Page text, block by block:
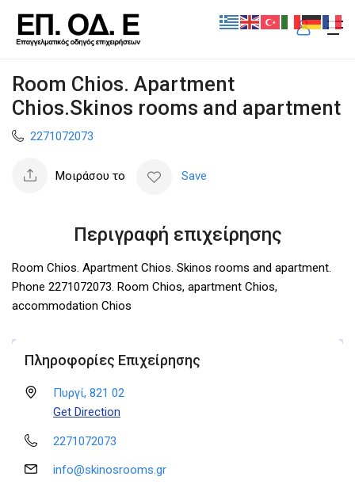
Room Chios. Apartment
Chios.Skinos rooms and apartment
2271072073
Μοιράσου το Save
Περιγραφή επιχείρησης
Room Chios. Apartment Chios. Skinos rooms and apartment.
Phone 2271072073. Room Chios, apartment Chios,
accommodation Chios
Πληροφορίες Επιχείρησης
Πυργί, 821 02
Get Direction
2271072073
info@skinosrooms.gr